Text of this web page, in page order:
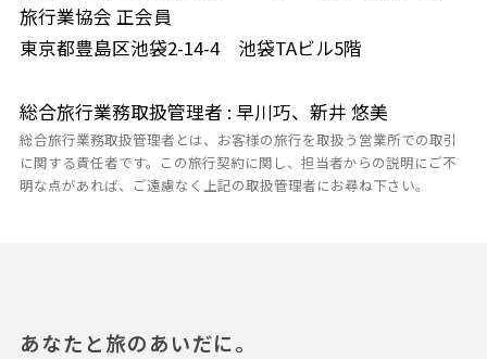
旅行業協会 正会員
東京都豊島区池袋2-14-4 池袋TAビル5階
総合旅行業務取扱管理者 : 早川巧、新井 悠美
総合旅行業務取扱管理者とは、お客様の旅行を取扱う営業所での取引
に関する責任者です。この旅行契約に関し、担当者からの説明にご不
明な点があれば、ご遠慮なく上記の取扱管理者にお尋ね下さい。
あなたと旅のあいだに。